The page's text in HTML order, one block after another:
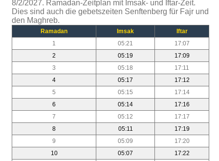
8/2/2027. Ramadan-Zeitplan mit Imsak- und Iftar-Zeit.
Dies sind auch die gebetszeiten Senftenberg für Fajr und
den Maghreb.
Ramadan Imsak
Iftar
1
05:21
17:07
2
05:19
17:09
3
05:18
17:11
4
05:17
17:12
5
05:15
17:14
6
05:14
17:16
7
05:12
17:17
8
05:11
17:19
9
05:09
17:20
10
05:07
17:22